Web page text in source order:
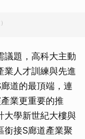
議題，高科大主動
業人才訓練與先進
道的最頂端，連
業更重要的推
大學新世紀大樓與
銜接S廊道產業聚